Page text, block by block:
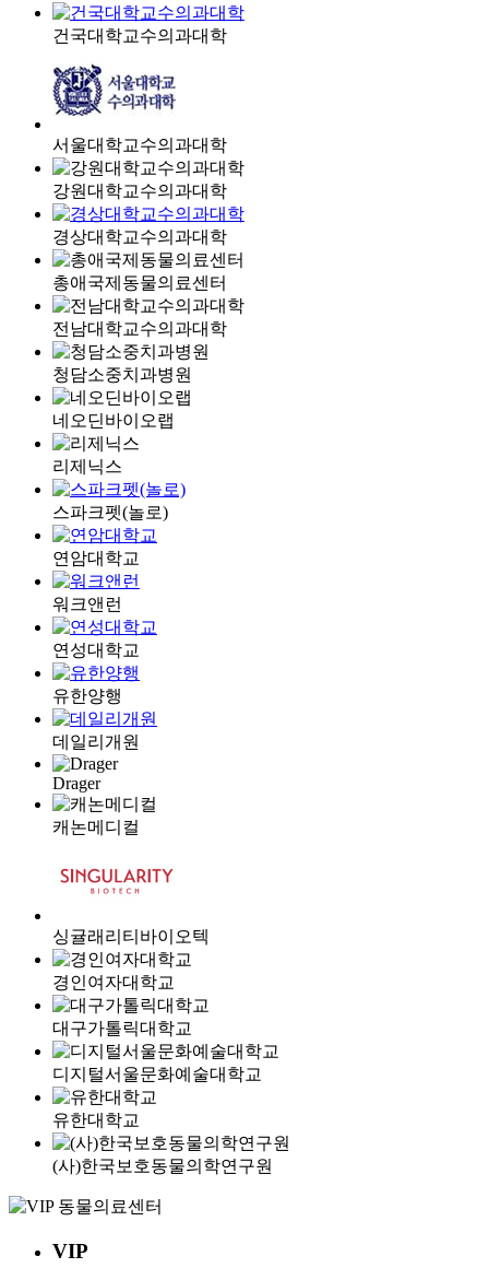
건국대학교수의과대학
서울대학교수의과대학
강원대학교수의과대학
경상대학교수의과대학
총애국제동물의료센터
전남대학교수의과대학
청담소중치과병원
네오딘바이오랩
리제닉스
스파크펫(놀로)
연암대학교
워크앤런
연성대학교
유한양행
데일리개원
Drager
캐논메디컬
싱귤래리티바이오텍
경인여자대학교
대구가톨릭대학교
디지털서울문화예술대학교
유한대학교
(사)한국보호동물의학연구원
VIP